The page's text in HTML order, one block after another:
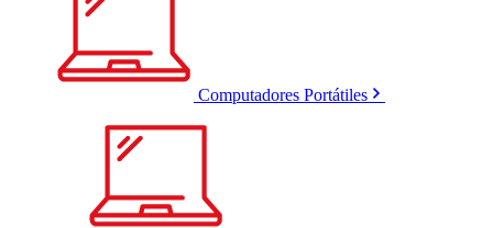
Computadores Portátiles